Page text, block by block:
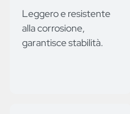
Leggero e resistente
alla corrosione,
garantisce stabilità.